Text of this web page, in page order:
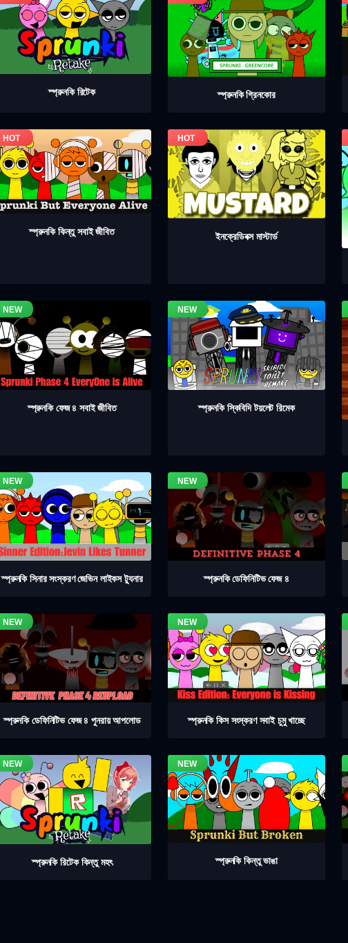
স্প্রুনকি রিটেক স্প্রুনকি গ্রিনকোর
স্প্রুনকি কিন্তু সবাই জীবিত ইনক্রেডিবক্স মাস্টার্ড
স্প্রুনকি ফেজ ৪ সবাই জীবিত স্প্রুনকি স্কিবিদি টয়লেট রিমেক
স্প্রুনকি সিনার সংস্করণ জেভিন লাইকস ট্যুনার স্প্রুনকি ডেফিনিটিভ ফেজ ৪
স্প্রুনকি ডেফিনিটিভ ফেজ ৪ পুনরায় আপলোড স্প্রুনকি কিস সংস্করণ সবাই চুমু খাচ্ছে
স্প্রুনকি রিটেক কিন্তু মহৎ স্প্রুনকি কিন্তু ভাঙা